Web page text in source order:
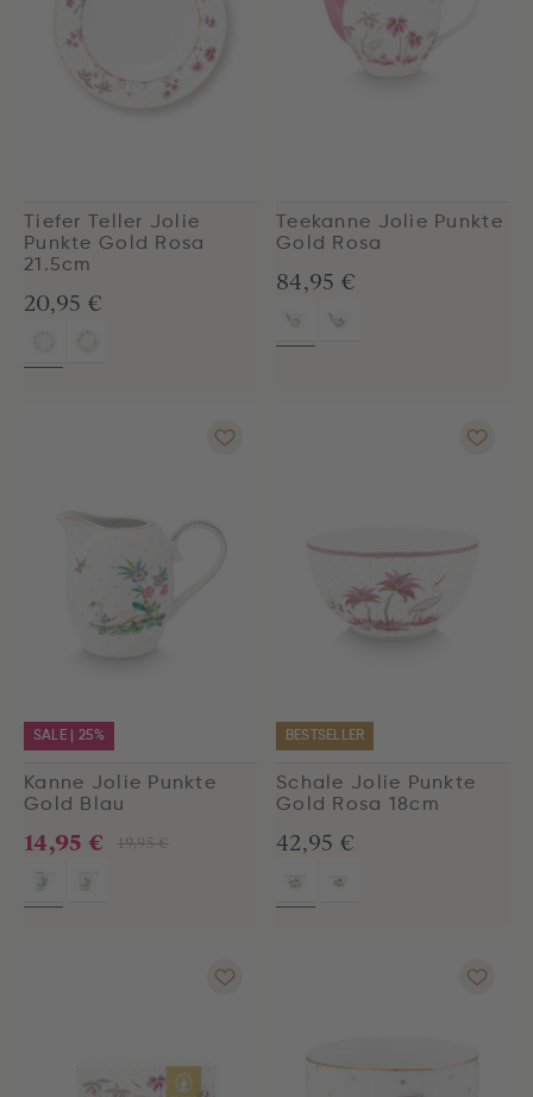
Tiefer Teller Jolie
Punkte Gold Rosa
21.5cm
20,95 €
Teekanne Jolie Punkte
Gold Rosa
84,95 €
SALE | 25%
Kanne Jolie Punkte
Gold Blau
19,95 €
14,95 €
BESTSELLER
Schale Jolie Punkte
Gold Rosa 18cm
42,95 €